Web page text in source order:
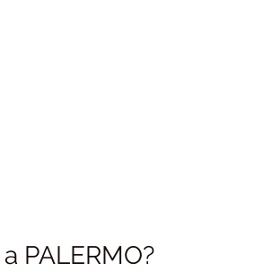
PALERMO?